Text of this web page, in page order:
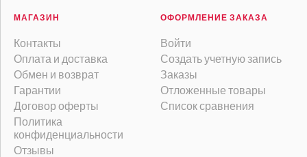
МАГАЗИН
Контакты
Оплата и доставка
Обмен и возврат
Гарантии
Договор оферты
Политика
конфиденциальности
Отзывы
ОФОРМЛЕНИЕ ЗАКАЗА
Войти
Создать учетную запись
Заказы
Отложенные товары
Список сравнения